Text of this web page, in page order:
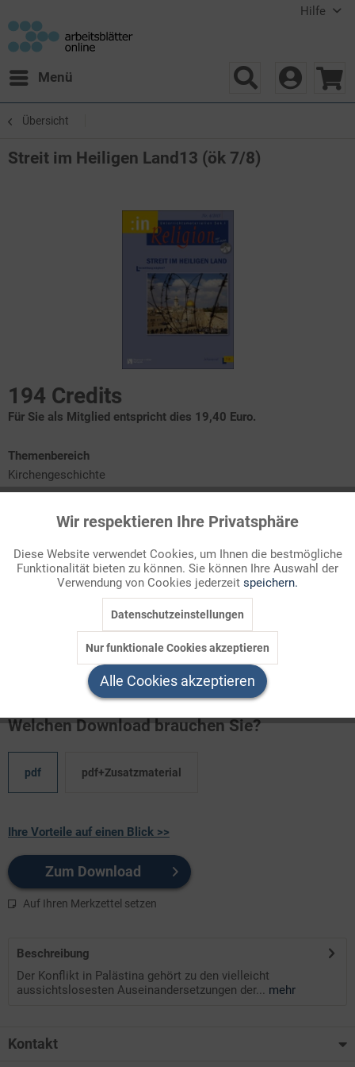
Hilfe
Menü
Übersicht
Streit im Heiligen Land13 (ök 7/8)
194 Credits
Für Sie als Mitglied entspricht dies 19,40 Euro.
Themenbereich
Kirchengeschichte
Unerwartete Erfahrung: Ein fernes Land - ganz nah
Unversöhnliche Positionen: Wer ist im Recht?
Über den eigenen Schatten springen - gegen alle
Widerstände
Hoffen oder einmischen?
Der Konflikt in Palästina gehört zu den vielleicht
aussichtslosesten Auseinandersetzungen der Gegenwart.
Dieses Material wagt den Versuch, diesem Konflikt gerecht zu
werden - aus der Perspektive von A ...
Welchen Download brauchen Sie?
pdf pdf+Zusatzmaterial
Ihre Vorteile auf einen Blick >>
Zum Download
Auf Ihren Merkzettel setzen
Beschreibung
Der Konflikt in Palästina gehört zu den vielleicht
aussichtslosesten Auseinandersetzungen der... mehr
Kontakt
Funktionale Aktiv
Marketing Inaktiv
Inaktiv
Wir respektieren Ihre Privatsphäre
Diese Website verwendet Cookies, um Ihnen die bestmögliche
Funktionalität bieten zu können. Sie können Ihre Auswahl der
Verwendung von Cookies jederzeit speichern.
Datenschutzeinstellungen
Nur funktionale Cookies akzeptieren
Alle Cookies akzeptieren